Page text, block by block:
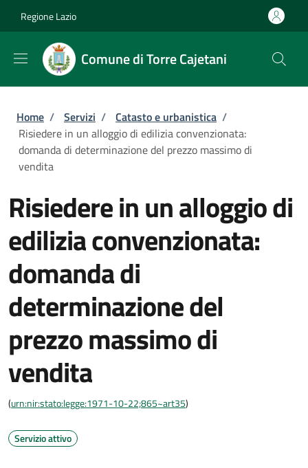
Regione Lazio
Comune di Torre Cajetani
Briciole di pane
Home / Servizi / Catasto e urbanistica /
Risiedere in un alloggio di edilizia convenzionata:
domanda di determinazione del prezzo massimo di
vendita
Risiedere in un alloggio di
edilizia convenzionata:
domanda di
determinazione del
prezzo massimo di
vendita
(urn:nir:stato:legge:1971-10-22;865~art35)
Servizio attivo